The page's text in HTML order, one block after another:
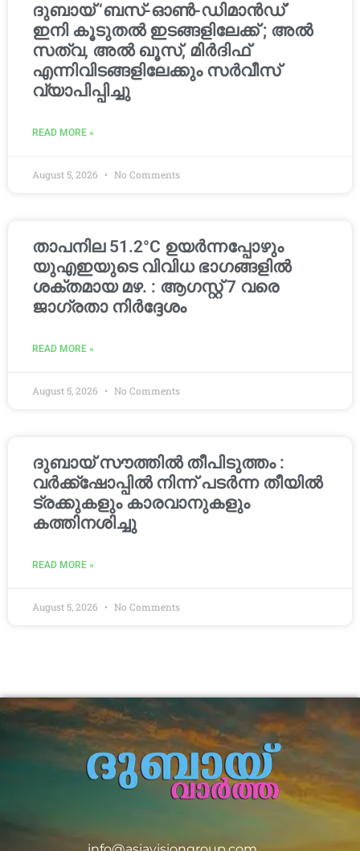
ദുബായ് ‘ബസ്-ഓൺ-ഡിമാൻഡ്’
ഇനി കൂടുതൽ ഇടങ്ങളിലേക്ക് ; അൽ
സത്വ, അൽ ഖൂസ്, മിർദിഫ്
എന്നിവിടങ്ങളിലേക്കും സർവീസ്
വ്യാപിപ്പിച്ചു
READ MORE »
August 5, 2026 No Comments
താപനില 51.2°C ഉയർന്നപ്പോഴും
യുഎഇയുടെ വിവിധ ഭാഗങ്ങളിൽ
ശക്തമായ മഴ. : ആഗസ്റ്റ് 7 വരെ
ജാഗ്രതാ നിർദ്ദേശം
READ MORE »
August 5, 2026 No Comments
ദുബായ് സൗത്തിൽ തീപിടുത്തം :
വർക്ക്‌ഷോപ്പിൽ നിന്ന് പടർന്ന തീയിൽ
ട്രക്കുകളും കാരവാനുകളും
കത്തിനശിച്ചു
READ MORE »
August 5, 2026 No Comments